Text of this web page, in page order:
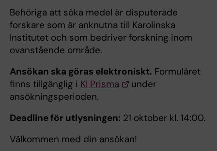
Behöriga att söka medel är disputerade
forskare som är anknutna till Karolinska
Institutet och som bedriver forskning inom
ovanstående område.
Ansökan ska göras elektroniskt. Formuläret
finns tillgänglig i KI Prisma
under
ansökningsperioden.
Deadline för utlysningen: 21 oktober kl. 14:00.
Välkommen med din ansökan!